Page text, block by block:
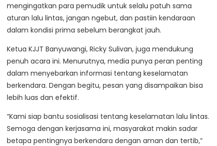
mengingatkan para pemudik untuk selalu patuh sama
aturan lalu lintas, jangan ngebut, dan pastiin kendaraan
dalam kondisi prima sebelum berangkat jauh.
Ketua KJJT Banyuwangi, Ricky Sulivan, juga mendukung
penuh acara ini. Menurutnya, media punya peran penting
dalam menyebarkan informasi tentang keselamatan
berkendara. Dengan begitu, pesan yang disampaikan bisa
lebih luas dan efektif.
“Kami siap bantu sosialisasi tentang keselamatan lalu lintas.
Semoga dengan kerjasama ini, masyarakat makin sadar
betapa pentingnya berkendara dengan aman dan tertib,”